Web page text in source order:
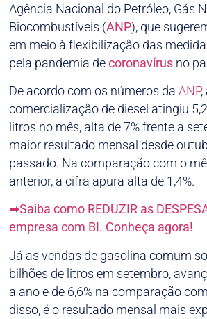
Agência Nacional do Petróleo, Gás
Biocombustíveis (ANP), que
em meio à flexibilização das
pela pandemia decoronavírus no
De acordo com os números daANP,
comercialização de diesel atingiu
litros no mês, alta de 7% frente a
maior resultado mensal desde
passado. Na comparação com o
anterior, a cifra apura alta de 1,4%.
➡Saiba como REDUZIR as
empresa com BI. Conheça agora!
Já as vendas de gasolina comum
bilhões de litros em setembro,
a ano e de 6,6% na comparação
disso, é o resultado mensal mais